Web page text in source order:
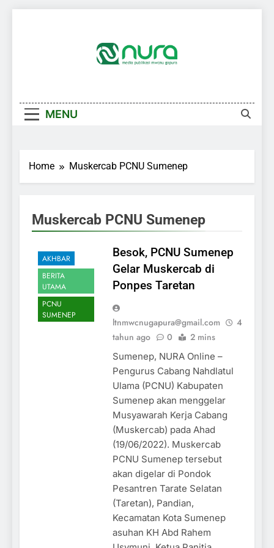
MENU
Home Muskercab PCNU Sumenep
Muskercab PCNU Sumenep
AKHBAR
BERITA
UTAMA
PCNU
SUMENEP
Besok, PCNU Sumenep
Gelar Muskercab di
Ponpes Taretan
ltnmwcnugapura@gmail.com
4
tahun ago
0 2 mins
Sumenep, NURA Online –
Pengurus Cabang Nahdlatul
Ulama (PCNU) Kabupaten
Sumenep akan menggelar
Musyawarah Kerja Cabang
(Muskercab) pada Ahad
(19/06/2022). Muskercab
PCNU Sumenep tersebut
akan digelar di Pondok
Pesantren Tarate Selatan
(Taretan), Pandian,
Kecamatan Kota Sumenep
asuhan KH Abd Rahem